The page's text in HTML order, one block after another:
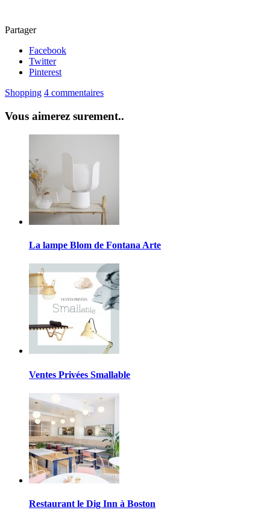
Partager
Facebook
Twitter
Pinterest
Shopping 4 commentaires
Vous aimerez surement..
La lampe Blom de Fontana Arte
Ventes Privées Smallable
Restaurant le Dig Inn à Boston